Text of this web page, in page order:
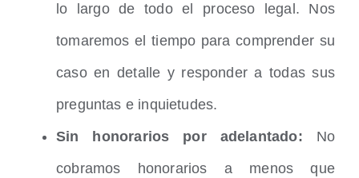
lo largo de todo el proceso legal. Nos
tomaremos el tiempo para comprender su
caso en detalle y responder a todas sus
preguntas e inquietudes.
Sin honorarios por adelantado: No
cobramos honorarios a menos que